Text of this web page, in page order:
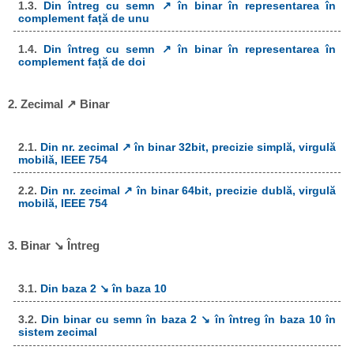
1.3. Din întreg cu semn ↗ în binar în representarea în
complement față de unu
1.4. Din întreg cu semn ↗ în binar în representarea în
complement față de doi
2. Zecimal ↗ Binar
2.1. Din nr. zecimal ↗ în binar 32bit, precizie simplă, virgulă
mobilă, IEEE 754
2.2. Din nr. zecimal ↗ în binar 64bit, precizie dublă, virgulă
mobilă, IEEE 754
3. Binar ↘ Întreg
3.1. Din baza 2 ↘ în baza 10
3.2. Din binar cu semn în baza 2 ↘ în întreg în baza 10 în
sistem zecimal